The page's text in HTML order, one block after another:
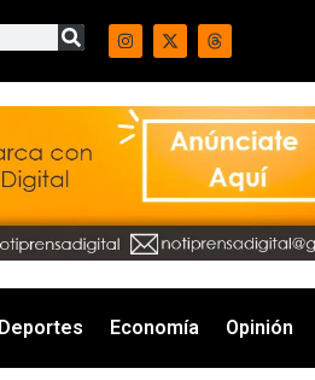
Deportes Economía Opinión